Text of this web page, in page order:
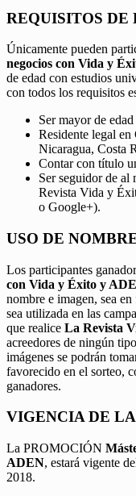
REQUISITOS DE
Únicamente pueden
negocios con Vida y
de edad con estudios
con todos los requisitos
Ser mayor de edad
Residente legal
Nicaragua, Costa
Contar con título
Ser seguidor de al
Revista Vida y
o Google+).
USO DE
Los participantes
con Vida y Éxito y
nombre e imagen, sea
sea utilizada en las
que realice La Revista
acreedores de ningún
imágenes se podrán
favorecido en el sorteo,
ganadores.
VIGENCIA DE
La PROMOCIÓN
ADEN, estará vigente
2018.